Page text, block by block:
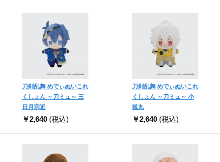
刀剣乱舞 めでぃぬいこれ
くしょん ～刀ミュ～ 三
日月宗近
￥2,640 (税込)
刀剣乱舞 めでぃぬいこれ
くしょん ～刀ミュ～ 小
狐丸
￥2,640 (税込)